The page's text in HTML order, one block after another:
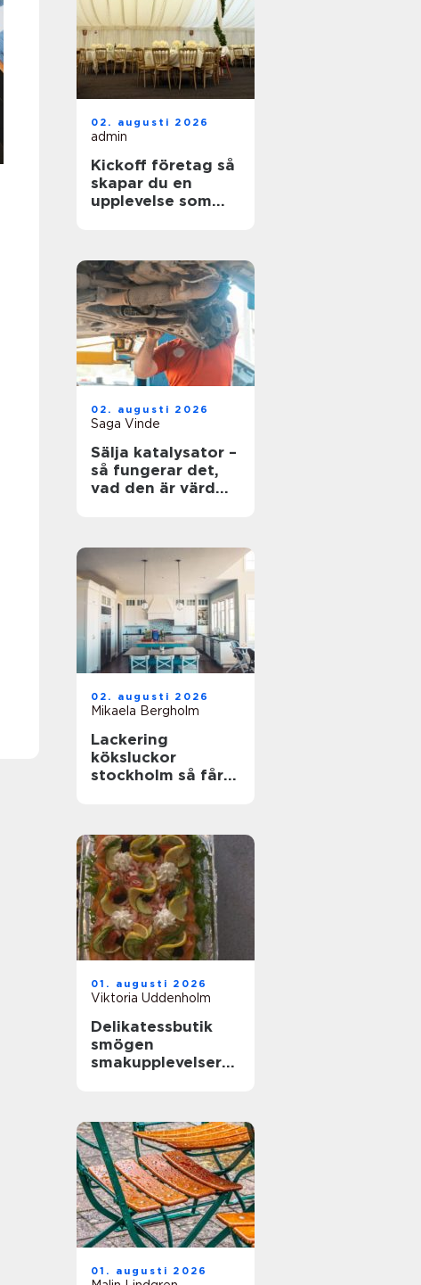
02. augusti 2026
admin
Kickoff företag så
skapar du en
upplevelse som
02. augusti 2026
Saga Vinde
Sälja katalysator –
så fungerar det,
vad den är värd
02. augusti 2026
Mikaela Bergholm
Lackering
köksluckor
stockholm så får
01. augusti 2026
Viktoria Uddenholm
Delikatessbutik
smögen
smakupplevelser
01. augusti 2026